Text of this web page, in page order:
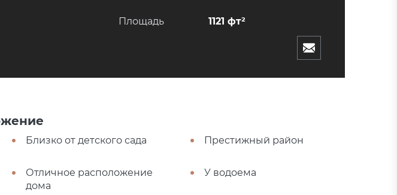
Площадь 1121 фт²
Близко от детского сада Престижный район
Отличное расположение
дома
У водоема